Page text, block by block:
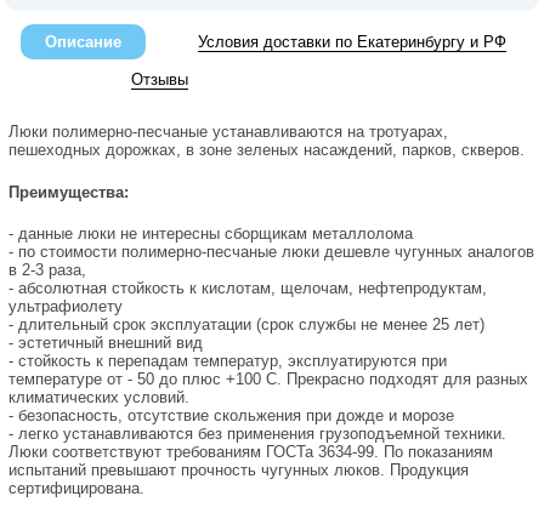
Описание Условия доставки по Екатеринбургу и РФ
Отзывы
Люки полимерно-песчаные устанавливаются на тротуарах,
пешеходных дорожках, в зоне зеленых насаждений, парков, скверов.
Преимущества:
- данные люки не интересны сборщикам металлолома
- по стоимости полимерно-песчаные люки дешевле чугунных аналогов
в 2-3 раза,
- абсолютная стойкость к кислотам, щелочам, нефтепродуктам,
ультрафиолету
- длительный срок эксплуатации (срок службы не менее 25 лет)
- эстетичный внешний вид
- стойкость к перепадам температур, эксплуатируются при
температуре от - 50 до плюс +100 С. Прекрасно подходят для разных
климатических условий.
- безопасность, отсутствие скольжения при дожде и морозе
- легко устанавливаются без применения грузоподъемной техники.
Люки соответствуют требованиям ГОСТа 3634-99. По показаниям
испытаний превышают прочность чугунных люков. Продукция
сертифицирована.